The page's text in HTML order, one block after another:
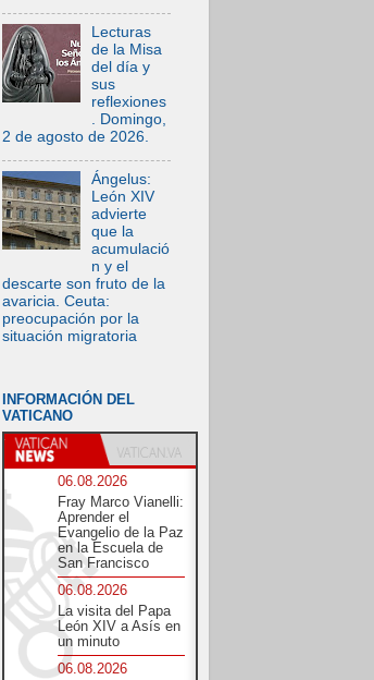
Lecturas
de la Misa
del día y
sus
reflexiones
. Domingo,
2 de agosto de 2026.
Ángelus:
León XIV
advierte
que la
acumulació
n y el
descarte son fruto de la
avaricia. Ceuta:
preocupación por la
situación migratoria
INFORMACIÓN DEL
VATICANO
06.08.2026
Fray Marco Vianelli:
Aprender el
Evangelio de la Paz
en la Escuela de
San Francisco
06.08.2026
La visita del Papa
León XIV a Asís en
un minuto
06.08.2026